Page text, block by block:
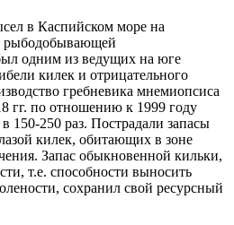
в Каспийском море на
рыбодобывающей
одним из ведущих на юге
килек и отрицательного
гребневика мнемиопсиса
гг. по отношению к 1999 году
150-250 раз. Пострадали запасы
килек, обитающих в зоне
Запас обыкновенной кильки,
т.е. способности выносить
сохранил свой ресурсный